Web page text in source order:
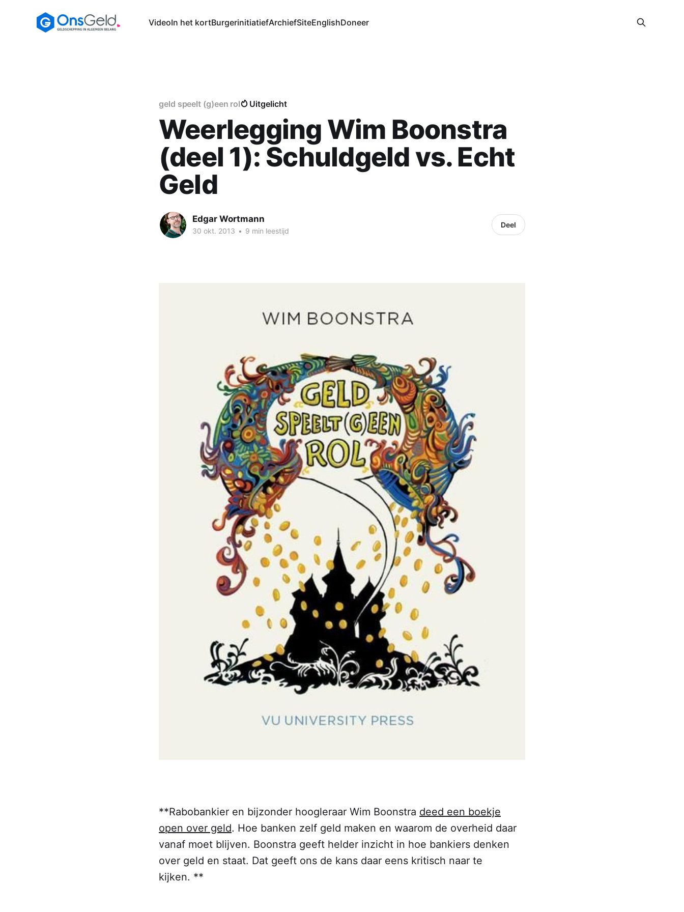
VideoIn het kortBurgerinitiatiefArchiefSiteEnglishDoneer
geld speelt (g)een rol Uitgelicht
Weerlegging Wim Boonstra
(deel 1): Schuldgeld vs. Echt
Geld
Edgar Wortmann
30 okt. 2013 • 9 min leestijd
Deel
**Rabobankier en bijzonder hoogleraar Wim Boonstra deed een boekje
open over geld. Hoe banken zelf geld maken en waarom de overheid daar
vanaf moet blijven. Boonstra geeft helder inzicht in hoe bankiers denken
over geld en staat. Dat geeft ons de kans daar eens kritisch naar te
kijken. **